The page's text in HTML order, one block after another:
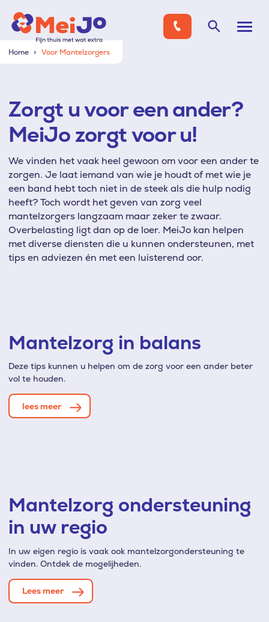
Home Voor Mantelzorgers
Zorgt u voor een ander?
MeiJo zorgt voor u!
We vinden het vaak heel gewoon om voor een ander te
zorgen. Je laat iemand van wie je houdt of met wie je
een band hebt toch niet in de steek als die hulp nodig
heeft? Toch wordt het geven van zorg veel
mantelzorgers langzaam maar zeker te zwaar.
Overbelasting ligt dan op de loer. MeiJo kan helpen
met diverse diensten die u kunnen ondersteunen, met
tips en adviezen én met een luisterend oor.
Mantelzorg in balans
Deze tips kunnen u helpen om de zorg voor een ander beter
vol te houden.
lees meer
Mantelzorg ondersteuning
in uw regio
In uw eigen regio is vaak ook mantelzorgondersteuning te
vinden. Ontdek de mogelijheden.
Lees meer